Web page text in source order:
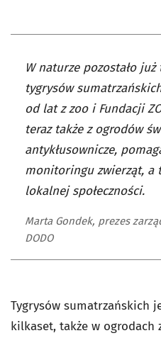
W naturze pozostało
tygrysów
od lat z zoo i Fundacji
teraz także z ogrodów
antykłusownicze,
monitoringu zwierząt, a
lokalnej społeczności.
Marta Gondek, prezes
DODO
Tygrysów sumatrzańskich
kilkaset, także w ogrodach